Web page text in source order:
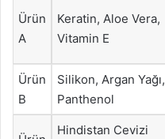
Ürün
A
Keratin, Aloe Vera,
Vitamin E
Ürün
B
Silikon, Argan Yağı,
Panthenol
Hindistan Cevizi